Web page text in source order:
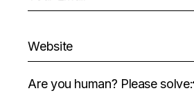
Are you human? Please solve: